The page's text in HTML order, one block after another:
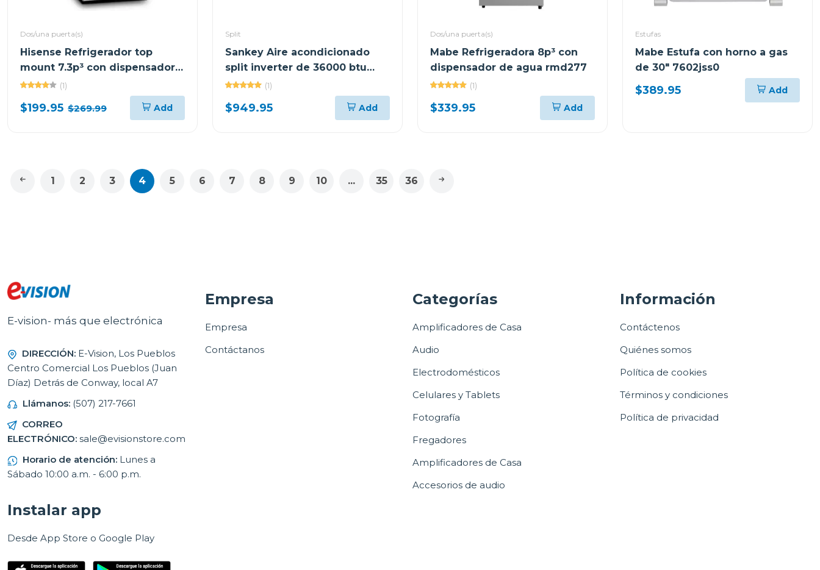
Dos/una puerta(s)
Hisense Refrigerador top
mount 7.3p³ con dispensador
de agua rt80d6
(1)
$199.95 $269.99 Add
Split
Sankey Aire acondicionado
split inverter de 36000 btu
seer 18 wi-fi
(1)
$949.95 Add
Dos/una puerta(s)
Mabe Refrigeradora 8p³ con
dispensador de agua rmd277
(1)
$339.95 Add
Estufas
Mabe Estufa con horno a gas
de 30" 7602jss0
$389.95 Add
1 2 3 4 5 6 7 8 9 10 ... 35 36
E-vision- más que electrónica
DIRECCIÓN: E-Vision, Los Pueblos
Centro Comercial Los Pueblos (Juan
Díaz) Detrás de Conway, local A7
Llámanos: (507) 217-7661
CORREO
ELECTRÓNICO: sale@evisionstore.com
Horario de atención: Lunes a
Sábado 10:00 a.m. - 6:00 p.m.
Empresa
Empresa
Contáctanos
Categorías
Amplificadores de Casa
Audio
Electrodomésticos
Celulares y Tablets
Fotografía
Fregadores
Amplificadores de Casa
Accesorios de audio
Información
Contáctenos
Quiénes somos
Política de cookies
Términos y condiciones
Política de privacidad
Instalar app
Desde App Store o Google Play